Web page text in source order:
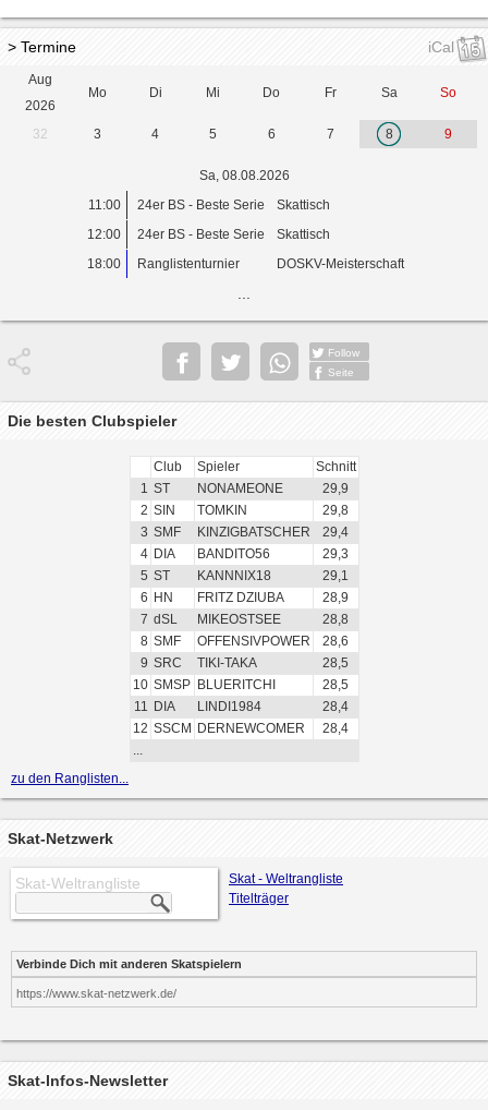
> Termine iCal
Aug
2026
Mo Di Mi Do Fr Sa So
32 3 4 5 6 7 8 9
Sa, 08.08.2026
11:00
24er BS - Beste Serie
Skattisch
12:00
24er BS - Beste Serie
Skattisch
18:00
Ranglistenturnier DOSKV-Meisterschaft
Follow
Seite
Die besten Clubspieler
Club Spieler
Schnitt
1 ST NONAMEONE
29,9
2 SIN TOMKIN
29,8
3 SMF KINZIGBATSCHER
29,4
4 DIA BANDITO56
29,3
5 ST KANNNIX18
29,1
6 HN FRITZ DZIUBA
28,9
7 dSL MIKEOSTSEE
28,8
8 SMF OFFENSIVPOWER
28,6
9 SRC TIKI-TAKA
28,5
10 SMSP BLUERITCHI
28,5
11 DIA LINDI1984
28,4
12 SSCM DERNEWCOMER
28,4
...
zu den Ranglisten...
Skat-Netzwerk
Skat-Weltrangliste
Skat - Weltrangliste
Titelträger
Verbinde Dich mit anderen Skatspielern
https://www.skat-netzwerk.de/
Skat-Infos-Newsletter